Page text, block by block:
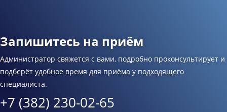
Запишитесь на приём
Администратор свяжется с вами, подробно проконсультирует и
подберёт удобное время для приёма у подходящего
специалиста.
+7 (382) 230-02-65